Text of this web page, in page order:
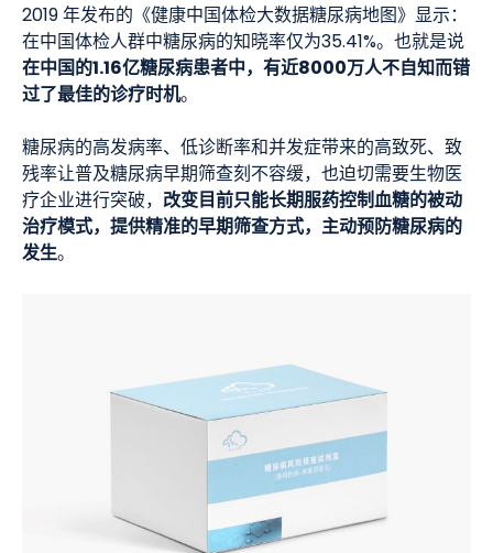
2019 年发布的《健康中国体检大数据糖尿病地图》显示：
在中国体检人群中糖尿病的知晓率仅为35.41%。也就是说
在中国的1.16亿糖尿病患者中，有近8000万人不自知而错
过了最佳的诊疗时机。
糖尿病的高发病率、低诊断率和并发症带来的高致死、致
残率让普及糖尿病早期筛查刻不容缓，也迫切需要生物医
疗企业进行突破， 改变目前只能长期服药控制血糖的被动
治疗模式，提供精准的早期筛查方式，主动预防糖尿病的
发生。